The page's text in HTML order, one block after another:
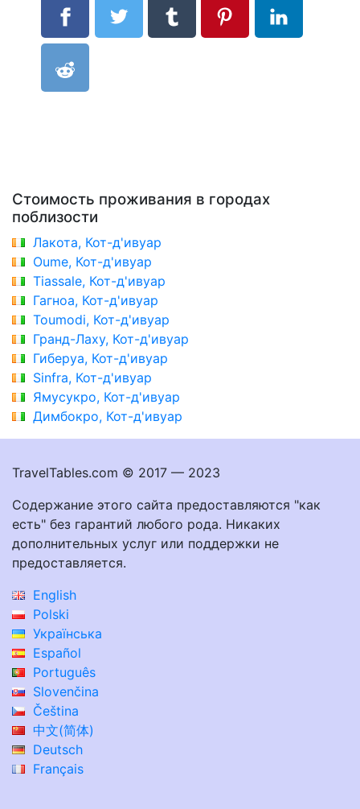
Стоимость проживания в городах
поблизости
Лакота, Кот-д'ивуар
Oume, Кот-д'ивуар
Tiassale, Кот-д'ивуар
Гагноа, Кот-д'ивуар
Toumodi, Кот-д'ивуар
Гранд-Лаху, Кот-д'ивуар
Гиберуа, Кот-д'ивуар
Sinfra, Кот-д'ивуар
Ямусукро, Кот-д'ивуар
Димбокро, Кот-д'ивуар
TravelTables.com © 2017 — 2023
Содержание этого сайта предоставляются "как
есть" без гарантий любого рода. Никаких
дополнительных услуг или поддержки не
предоставляется.
English
Polski
Українська
Español
Português
Slovenčina
Čeština
中文(简体)
Deutsch
Français